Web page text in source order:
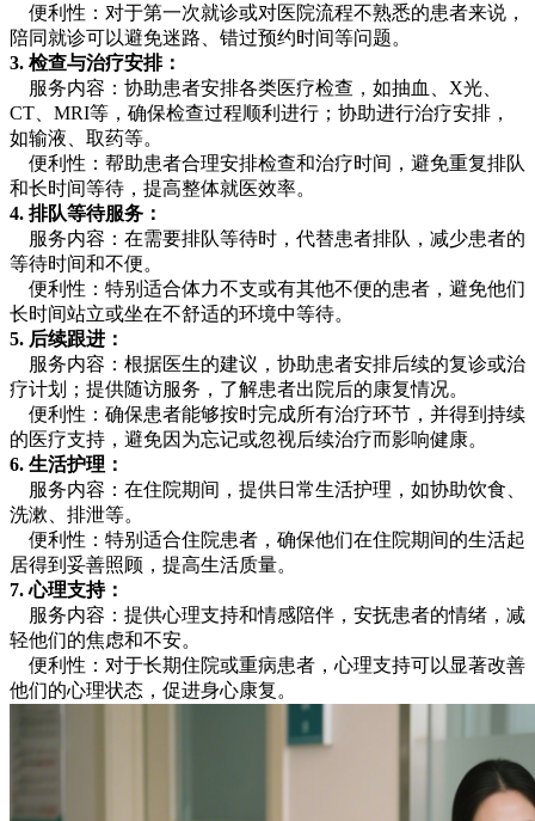
便利性：对于第一次就诊或对医院流程不熟悉的患者来说，
陪同就诊可以避免迷路、错过预约时间等问题。
3. 检查与治疗安排：
服务内容：协助患者安排各类医疗检查，如抽血、X光、
CT、MRI等，确保检查过程顺利进行；协助进行治疗安排，
如输液、取药等。
便利性：帮助患者合理安排检查和治疗时间，避免重复排队
和长时间等待，提高整体就医效率。
4. 排队等待服务：
服务内容：在需要排队等待时，代替患者排队，减少患者的
等待时间和不便。
便利性：特别适合体力不支或有其他不便的患者，避免他们
长时间站立或坐在不舒适的环境中等待。
5. 后续跟进：
服务内容：根据医生的建议，协助患者安排后续的复诊或治
疗计划；提供随访服务，了解患者出院后的康复情况。
便利性：确保患者能够按时完成所有治疗环节，并得到持续
的医疗支持，避免因为忘记或忽视后续治疗而影响健康。
6. 生活护理：
服务内容：在住院期间，提供日常生活护理，如协助饮食、
洗漱、排泄等。
便利性：特别适合住院患者，确保他们在住院期间的生活起
居得到妥善照顾，提高生活质量。
7. 心理支持：
服务内容：提供心理支持和情感陪伴，安抚患者的情绪，减
轻他们的焦虑和不安。
便利性：对于长期住院或重病患者，心理支持可以显著改善
他们的心理状态，促进身心康复。